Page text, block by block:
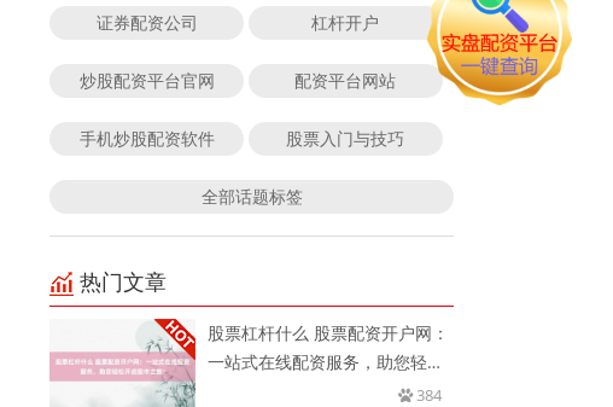
证券配资公司 杠杆开户
炒股配资平台官网 配资平台网站
手机炒股配资软件 股票入门与技巧
全部话题标签
热门文章
股票杠杆什么 股票配资开户网：
一站式在线配资服务，助您轻松
384